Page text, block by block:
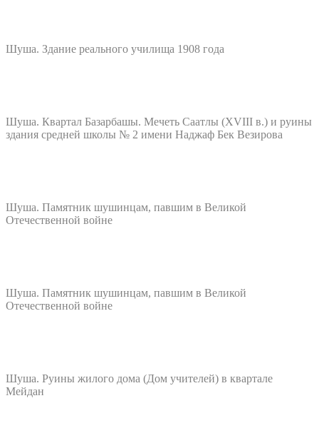
Шуша. Здание реального училища 1908 года
Шуша. Квартал Базарбашы. Мечеть Саатлы (XVIII в.) и руины
здания средней школы № 2 имени Наджаф Бек Везирова
Шуша. Памятник шушинцам, павшим в Великой
Отечественной войне
Шуша. Памятник шушинцам, павшим в Великой
Отечественной войне
Шуша. Руины жилого дома (Дом учителей) в квартале
Мейдан